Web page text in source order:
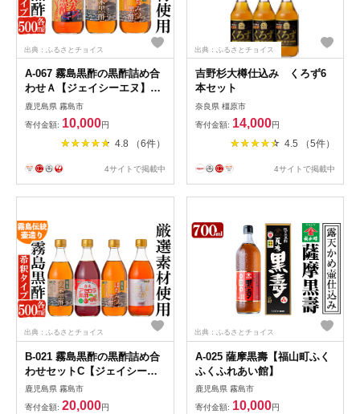
出典：ふるさとチョイス
A-067 霧島黒酢の黒酢詰め合
わせＡ【ジェイシーエヌ】黒
酢ドリンク 黒酢 霧島市
鹿児島県 霧島市
寄付金額: 10,000円
4.8 （6件）
4サイトで掲載中
出典：ふるさとチョイス
吉野杉大樽仕込み くろず6
本セット
奈良県 橿原市
寄付金額: 14,000円
4.5 （5件）
4サイトで掲載中
出典：ふるさとチョイス
B-021 霧島黒酢の黒酢詰め合
わせセットC【ジェイシーエ
ヌ】
鹿児島県 霧島市
寄付金額: 20,000円
出典：ふるさとチョイス
A-025 薩摩黒壽【福山町ふく
ふくふれあい館】
鹿児島県 霧島市
寄付金額: 10,000円